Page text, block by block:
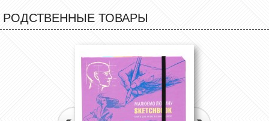
РОДСТВЕННЫЕ ТОВАРЫ